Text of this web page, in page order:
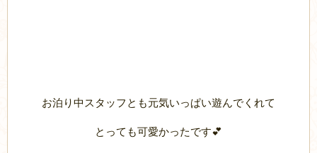
お泊り中スタッフとも元気いっぱい遊んでくれて
とっても可愛かったです💕